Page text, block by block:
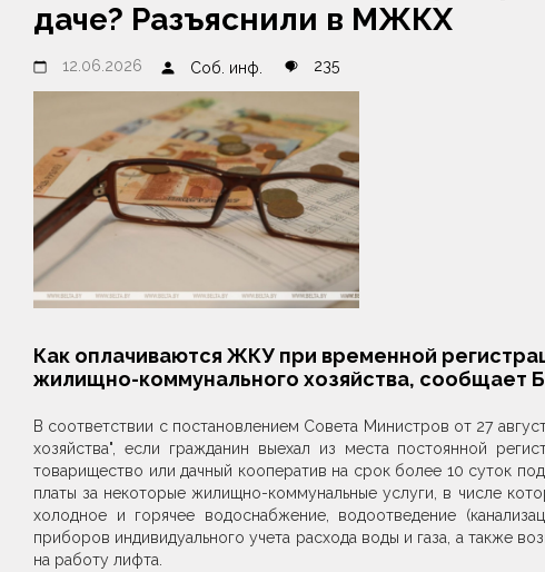
даче? Разъяснили в МЖКХ
12.06.2026 Соб. инф. 235
Как оплачиваются ЖКУ при временной
жилищно-коммунального хозяйства, сообщает
В соответствии с постановлением Совета Министров от 27
хозяйства", если гражданин выехал из места постоянной
товарищество или дачный кооператив на срок более 10 суток
платы за некоторые жилищно-коммунальные услуги, в числе
холодное и горячее водоснабжение, водоотведение
приборов индивидуального учета расхода воды и газа, а также
на работу лифта.